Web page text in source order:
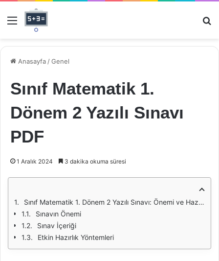
Menü
Anasayfa /Genel
Sınıf Matematik 1.
Dönem 2 Yazılı Sınavı
PDF
1 Aralık 2024 3 dakika okuma süresi
Sınıf Matematik 1. Dönem 2 Yazılı Sınavı: Önemi ve Hazırlık Süreci
Sınavın Önemi
Sınav İçeriği
Etkin Hazırlık Yöntemleri